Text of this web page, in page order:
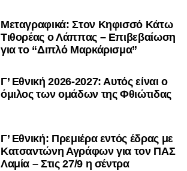
Μεταγραφικά: Στον Κηφισσό Κάτω
Τιθορέας ο Λάππας – Επιβεβαίωση
για το “Διπλό Μαρκάρισμα”
Γ’ Εθνική 2026-2027: Αυτός είναι ο
όμιλος των ομάδων της Φθιώτιδας
Γ’ Εθνική: Πρεμιέρα εντός έδρας με
Κατσαντώνη Αγράφων για τον ΠΑΣ
Λαμία – Στις 27/9 η σέντρα